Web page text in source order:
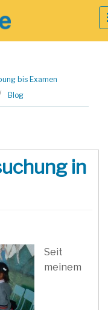
bis Examen
Blog
in
Seit
meinem